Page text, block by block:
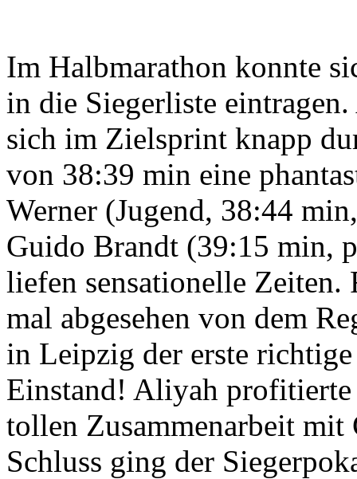
Im Halbmarathon konnte
in die Siegerliste
sich im Zielsprint knapp
von 38:39 min eine
Werner (Jugend, 38:44
Guido Brandt (39:15 min,
liefen sensationelle
mal abgesehen von dem
in Leipzig der erste
Einstand! Aliyah profitierte
tollen Zusammenarbeit
Schluss ging der